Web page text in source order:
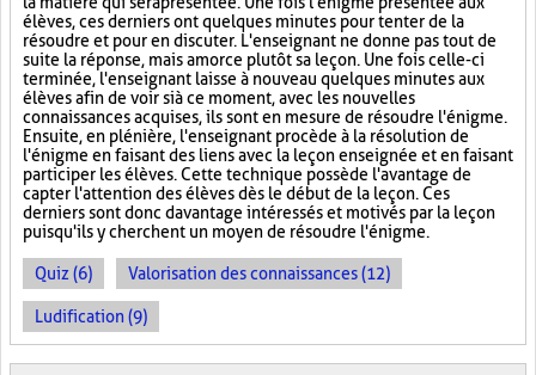
élèves, ces derniers ont quelques minutes pour tenter de la
résoudre et pour en discuter. L'enseignant ne donne pas tout de
suite la réponse, mais amorce plutôt sa leçon. Une fois celle-ci
terminée, l'enseignant laisse à nouveau quelques minutes aux
élèves afin de voir si à ce moment, avec les nouvelles
connaissances acquises, ils sont en mesure de résoudre l'énigme.
Ensuite, en plénière, l'enseignant procède à la résolution de
l'énigme en faisant des liens avec la leçon enseignée et en faisant
participer les élèves. Cette technique possède l'avantage de
capter l'attention des élèves dès le début de la leçon. Ces
derniers sont donc davantage intéressés et motivés par la leçon
puisqu'ils y cherchent un moyen de résoudre l'énigme.
Quiz (6) Valorisation des connaissances (12)
Ludification (9)